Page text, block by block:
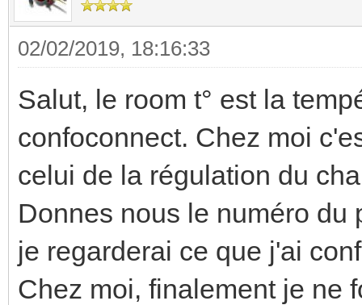
02/02/2019, 18:16:33
Salut, le room t° est la
confoconnect. Chez moi
celui de la régulation du
Donnes nous le numéro du
je regarderai ce que j'ai
Chez moi, finalement je ne